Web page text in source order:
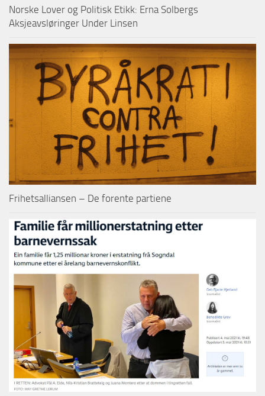
Norske Lover og Politisk Etikk: Erna Solbergs
Aksjeavsløringer Under Linsen
Frihetsalliansen – De forente partiene